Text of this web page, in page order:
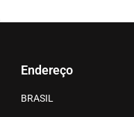
Endereço
BRASIL